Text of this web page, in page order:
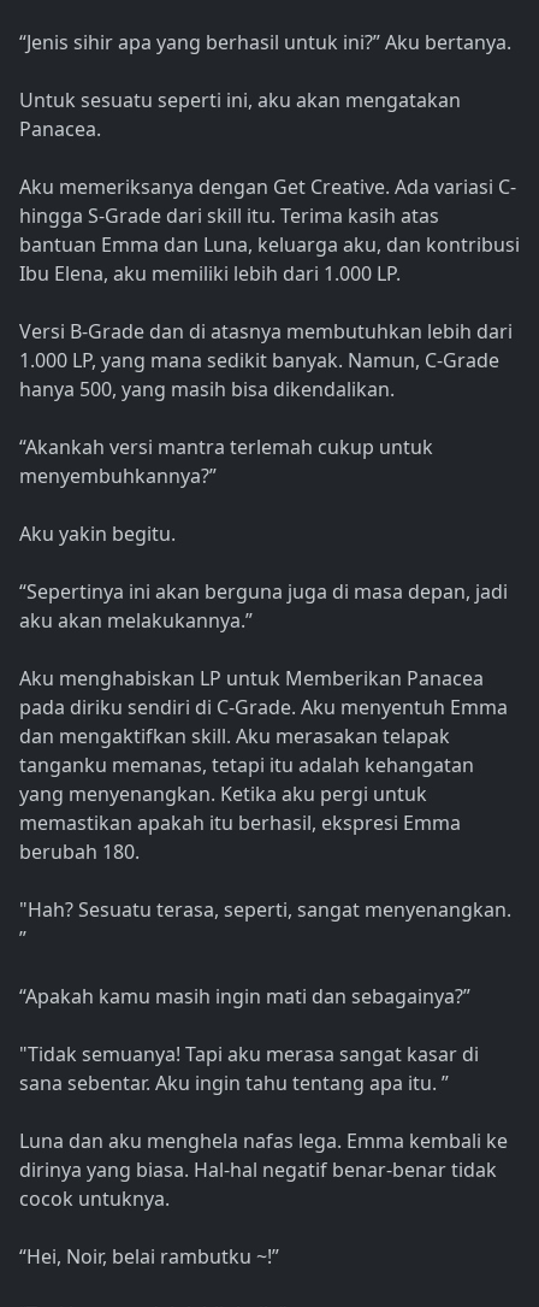
“Jenis sihir apa yang berhasil untuk ini?” Aku bertanya.
Untuk sesuatu seperti ini, aku akan mengatakan
Panacea.
Aku memeriksanya dengan Get Creative. Ada variasi C-
hingga S-Grade dari skill itu. Terima kasih atas
bantuan Emma dan Luna, keluarga aku, dan kontribusi
Ibu Elena, aku memiliki lebih dari 1.000 LP.
Versi B-Grade dan di atasnya membutuhkan lebih dari
1.000 LP, yang mana sedikit banyak. Namun, C-Grade
hanya 500, yang masih bisa dikendalikan.
“Akankah versi mantra terlemah cukup untuk
menyembuhkannya?”
Aku yakin begitu.
“Sepertinya ini akan berguna juga di masa depan, jadi
aku akan melakukannya.”
Aku menghabiskan LP untuk Memberikan Panacea
pada diriku sendiri di C-Grade. Aku menyentuh Emma
dan mengaktifkan skill. Aku merasakan telapak
tanganku memanas, tetapi itu adalah kehangatan
yang menyenangkan. Ketika aku pergi untuk
memastikan apakah itu berhasil, ekspresi Emma
berubah 180.
"Hah? Sesuatu terasa, seperti, sangat menyenangkan.
”
“Apakah kamu masih ingin mati dan sebagainya?”
"Tidak semuanya! Tapi aku merasa sangat kasar di
sana sebentar. Aku ingin tahu tentang apa itu. ”
Luna dan aku menghela nafas lega. Emma kembali ke
dirinya yang biasa. Hal-hal negatif benar-benar tidak
cocok untuknya.
“Hei, Noir, belai rambutku ~!”